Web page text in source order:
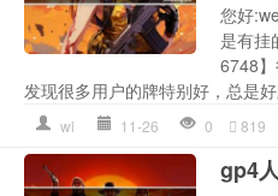
您好
是有挂
6748
发现很多用户的牌特别好，总是
wl 11-26 0 819
gp4